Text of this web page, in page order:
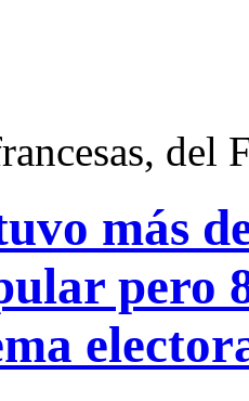
del
más
pero